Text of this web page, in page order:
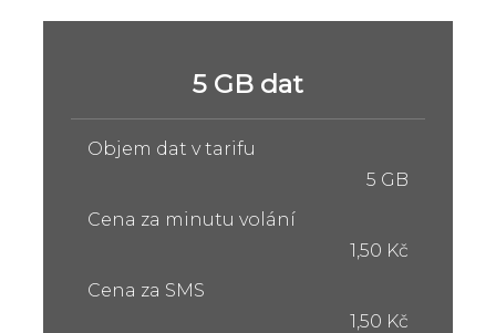
5 GB dat
Objem dat v tarifu
5 GB
Cena za minutu volání
1,50 Kč
Cena za SMS
1,50 Kč